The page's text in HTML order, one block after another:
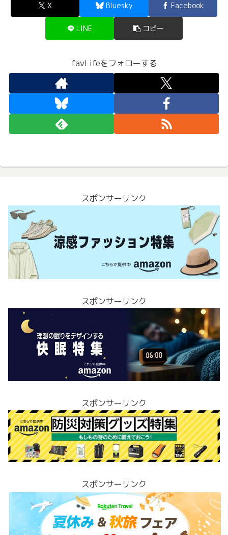
X Bluesky Facebook
LINE コピー
favLifeをフォローする
スポンサーリンク
スポンサーリンク
スポンサーリンク
スポンサーリンク